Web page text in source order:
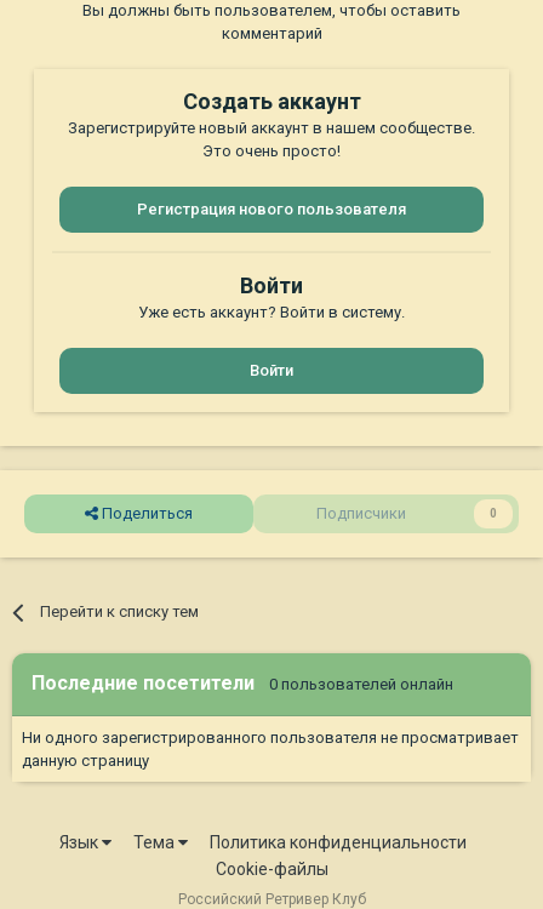
Вы должны быть пользователем, чтобы оставить
комментарий
Создать аккаунт
Зарегистрируйте новый аккаунт в нашем сообществе.
Это очень просто!
Регистрация нового пользователя
Войти
Уже есть аккаунт? Войти в систему.
Войти
Поделиться Подписчики 0
Перейти к списку тем
Последние посетители 0 пользователей онлайн
Ни одного зарегистрированного пользователя не просматривает
данную страницу
Язык Тема
Политика конфиденциальности
Cookie-файлы
Российский Ретривер Клуб